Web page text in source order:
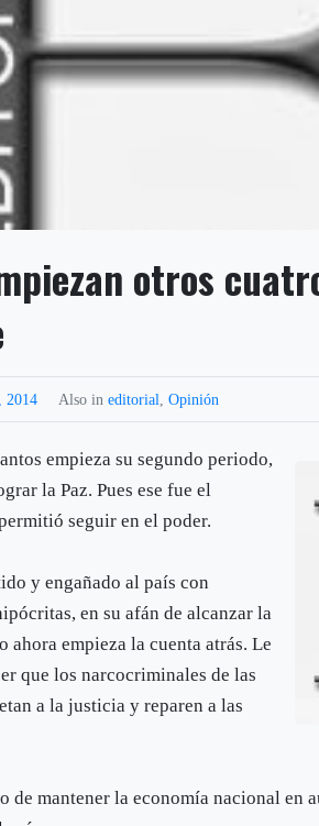
otros
2014 Also ineditorial ,Opinión
empieza su segundo periodo,
la Paz. Pues ese fue el
seguir en el poder.
y engañado al país con
en su afán de alcanzar la
ahora empieza la cuenta atrás. Le
que los narcocriminales de las
a la justicia y reparen a las
de mantener la economía nacional en